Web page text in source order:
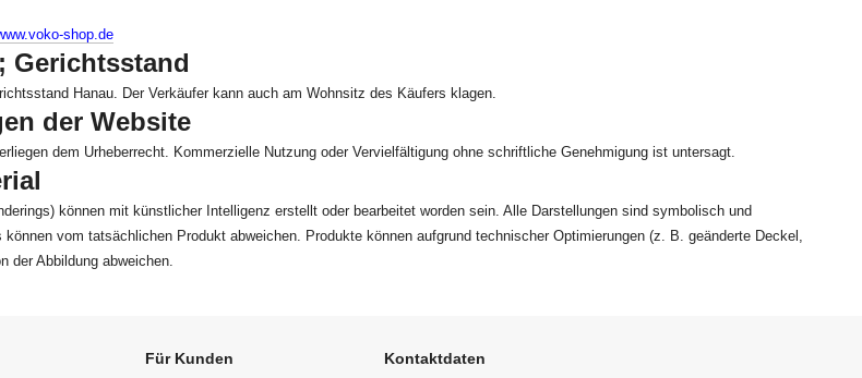
shop.de
Gerichtsstand
Hanau. Der Verkäufer kann auch am Wohnsitz des Käufers klagen.
der Website
dem Urheberrecht. Kommerzielle Nutzung oder Vervielfältigung ohne schriftliche Genehmigung ist untersagt.
können mit künstlicher Intelligenz erstellt oder bearbeitet worden sein. Alle Darstellungen sind symbolisch und
vom tatsächlichen Produkt abweichen. Produkte können aufgrund technischer Optimierungen (z. B. geänderte Deckel,
der Abbildung abweichen.
Für Kunden Kontaktdaten